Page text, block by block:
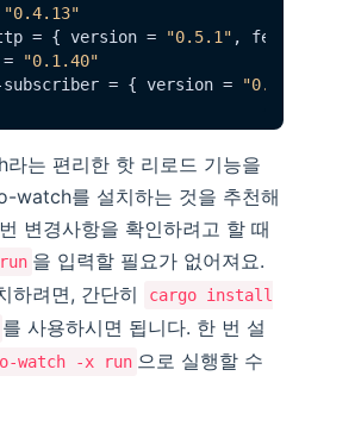
"0.4.13"
= { version =
"0.5.1" , features
"0.1.40"
= { version =
"0.3.18"
는 편리한 핫 리로드 기능을
watch를 설치하는 것을 추천해
변경사항을 확인하려고 할 때
을 입력할 필요가 없어져요.
하려면, 간단히
cargo install
를 사용하시면 됩니다. 한 번 설
watch -x run 으로 실행할 수